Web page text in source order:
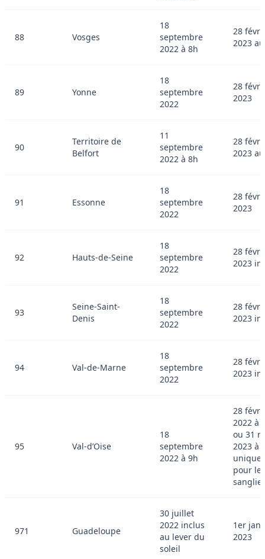
88 Vosges
18
septembre
2022 à 8h
28
2023
89 Yonne
18
septembre
2022
28
2023
90
Territoire de
Belfort
11
septembre
2022 à 8h
28
2023
91 Essonne
18
septembre
2022
28
2023
92 Hauts-de-Seine
18
septembre
2022
28
2023
93
Seine-Saint-
Denis
18
septembre
2022
28
2023
94 Val-de-Marne
18
septembre
2022
28
2023
95 Val-d’Oise
18
septembre
2022 à 9h
28
2022 à
ou 31
2023 à
pour le
sanglier
971 Guadeloupe
30 juillet
2022 inclus
au lever du
soleil
1er
2023